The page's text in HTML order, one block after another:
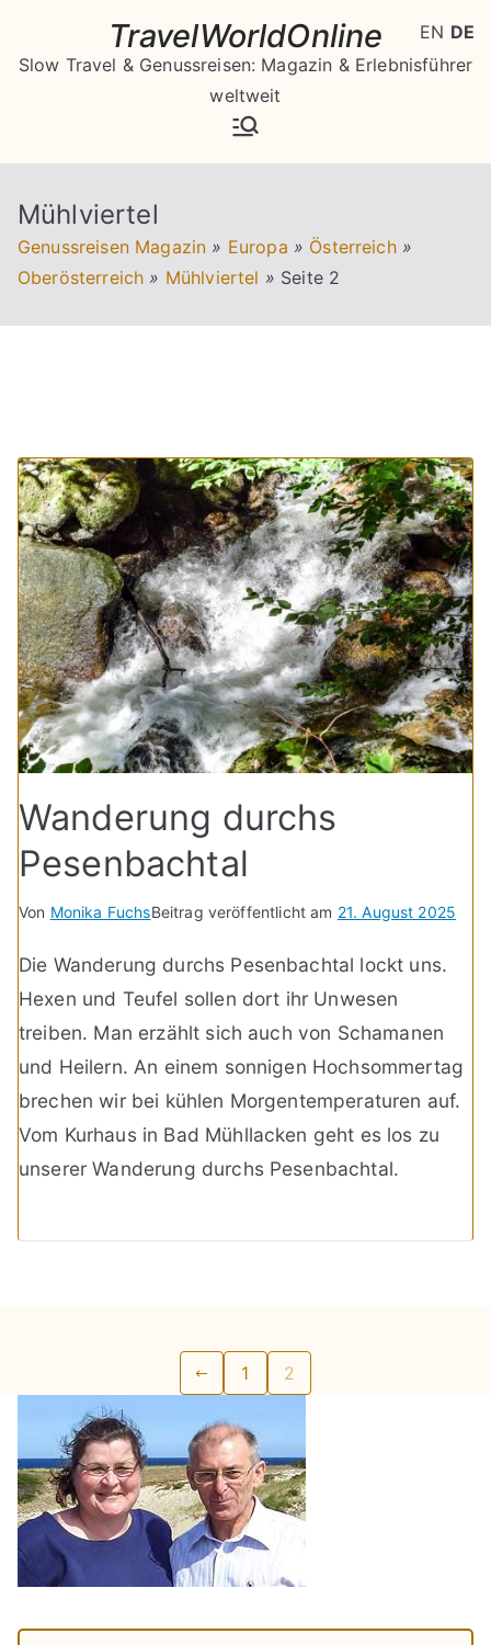
springen
TravelWorldOnline
Slow Travel & Genussreisen: Magazin & Erlebnisführer
weltweit
Mühlviertel
Genussreisen Magazin » Europa » Österreich »
Oberösterreich » Mühlviertel » Seite 2
Wanderung durchs
Pesenbachtal
Von Monika FuchsBeitrag veröffentlicht am 21. August 2025
Die Wanderung durchs Pesenbachtal lockt uns.
Hexen und Teufel sollen dort ihr Unwesen
treiben. Man erzählt sich auch von Schamanen
und Heilern. An einem sonnigen Hochsommertag
brechen wir bei kühlen Morgentemperaturen auf.
Vom Kurhaus in Bad Mühllacken geht es los zu
unserer Wanderung durchs Pesenbachtal.
Seitennummerierung
der
Beiträge
1 2
EN DE